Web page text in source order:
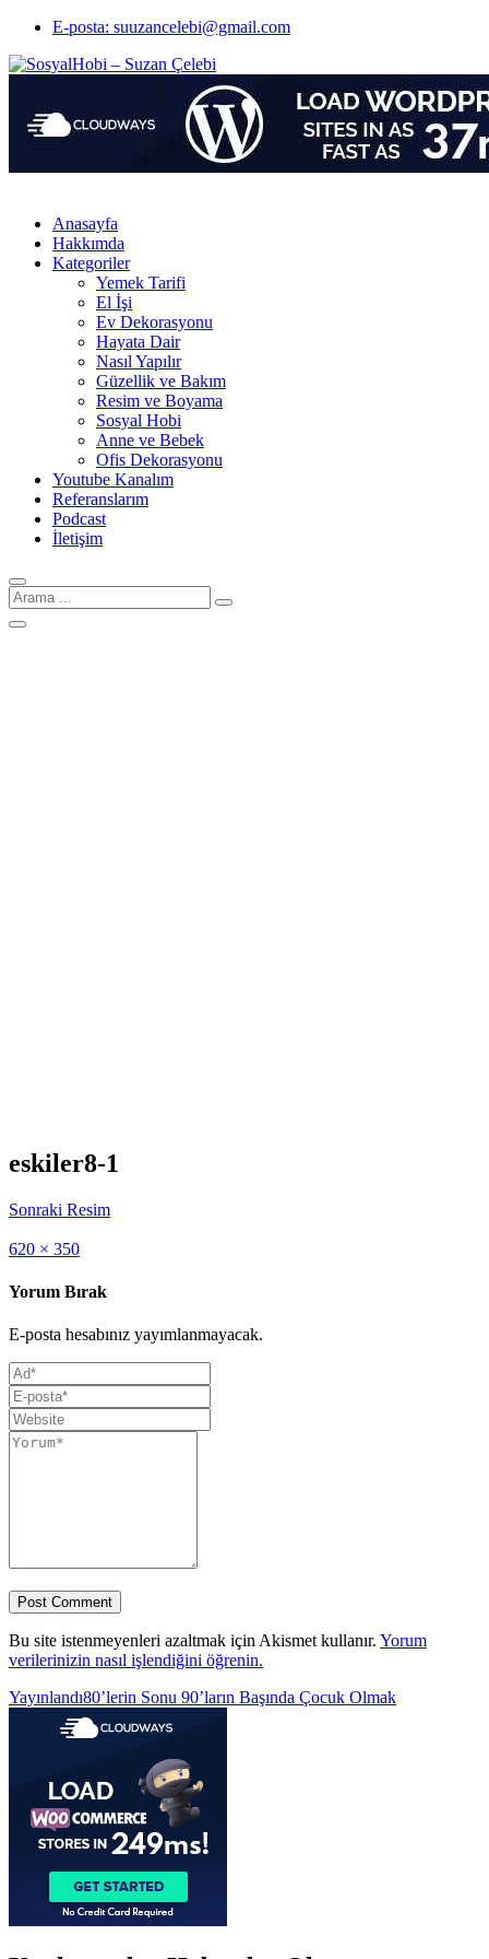
E-posta: suuzancelebi@gmail.com
Anasayfa
Hakkımda
Kategoriler
Yemek Tarifi
El İşi
Ev Dekorasyonu
Hayata Dair
Nasıl Yapılır
Güzellik ve Bakım
Resim ve Boyama
Sosyal Hobi
Anne ve Bebek
Ofis Dekorasyonu
Youtube Kanalım
Referanslarım
Podcast
İletişim
Arama
için:
eskiler8-1
Sonraki Resim
Full
620 × 350
Yorum Bırak
E-posta hesabınız yayımlanmayacak.
Bu site istenmeyenleri azaltmak için Akismet kullanır. Yorum
verilerinizin nasıl işlendiğini öğrenin.
Yazı
gezinmesi
Yayınlandı80’lerin Sonu 90’ların Başında Çocuk Olmak